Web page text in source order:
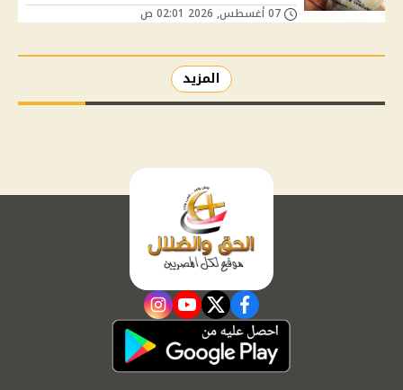
المزيد
facebook
twitter
youtube
instagram